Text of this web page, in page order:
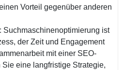
Vorteil gegenüber anderen
Suchmaschinenoptimierung ist
der Zeit und Engagement
mit einer SEO-
eine langfristige Strategie,